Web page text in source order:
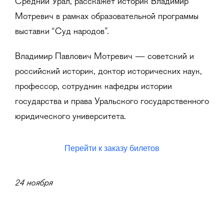
Средний Урал, расскажет историк Владимир
Мотревич в рамках образовательной программы
выставки “Суд народов”.
Владимир Павлович Мотревич — советский и
российский историк, доктор исторических наук,
профессор, сотрудник кафедры истории
государства и права Уральского государственного
юридического университета.
24 ноября